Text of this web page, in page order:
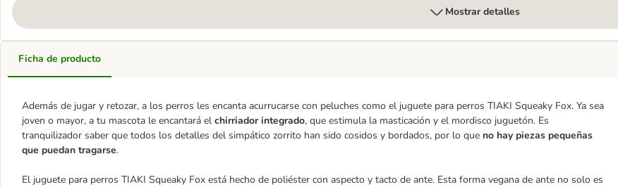
Mostrar detalles
Ficha de producto
Además de jugar y retozar, a los perros les encanta acurrucarse con peluches como el juguete para perros TIAKI Squeaky Fox. Ya sea
joven o mayor, a tu mascota le encantará el chirriador integrado, que estimula la masticación y el mordisco juguetón. Es
tranquilizador saber que todos los detalles del simpático zorrito han sido cosidos y bordados, por lo que no hay piezas pequeñas
que puedan tragarse.
El juguete para perros TIAKI Squeaky Fox está hecho de poliéster con aspecto y tacto de ante. Esta forma vegana de ante no solo es